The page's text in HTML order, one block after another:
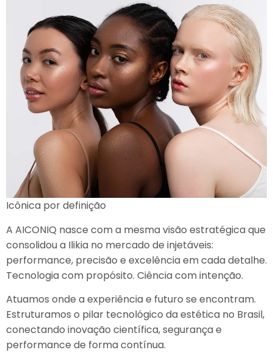
Icônica por definição
A AICONIQ nasce com a mesma visão estratégica que
consolidou a Ilikia no mercado de injetáveis:
performance, precisão e excelência em cada detalhe.
Tecnologia com propósito. Ciência com intenção.
Atuamos onde a experiência e futuro se encontram.
Estruturamos o pilar tecnológico da estética no Brasil,
conectando inovação científica, segurança e
performance de forma contínua.